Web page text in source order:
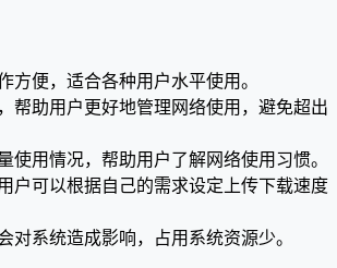
方便，适合各种用户水平使用。
帮助用户更好地管理网络使用，避免超出
使用情况，帮助用户了解网络使用习惯。
户可以根据自己的需求设定上传下载速度
对系统造成影响，占用系统资源少。